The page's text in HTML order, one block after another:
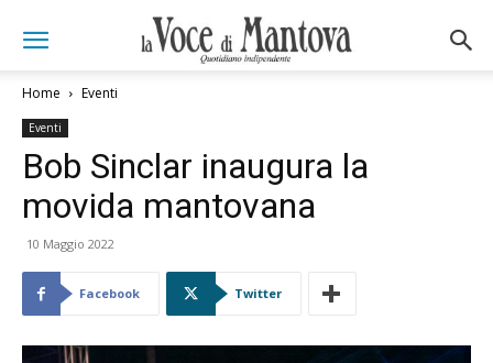
Home Eventi
Eventi
Bob Sinclar inaugura la
movida mantovana
10 Maggio 2022
Facebook Twitter